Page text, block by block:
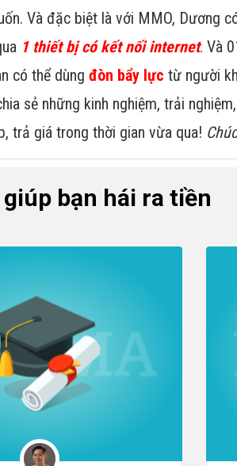
Và đặc biệt là với MMO, Dương
1 thiết bị có kết nối internet. Và
có thể dùng đòn bẩy lực từ người
sẻ những kinh nghiệm, trải
trả giá trong thời gian vừa qua!
bạn hái ra tiền